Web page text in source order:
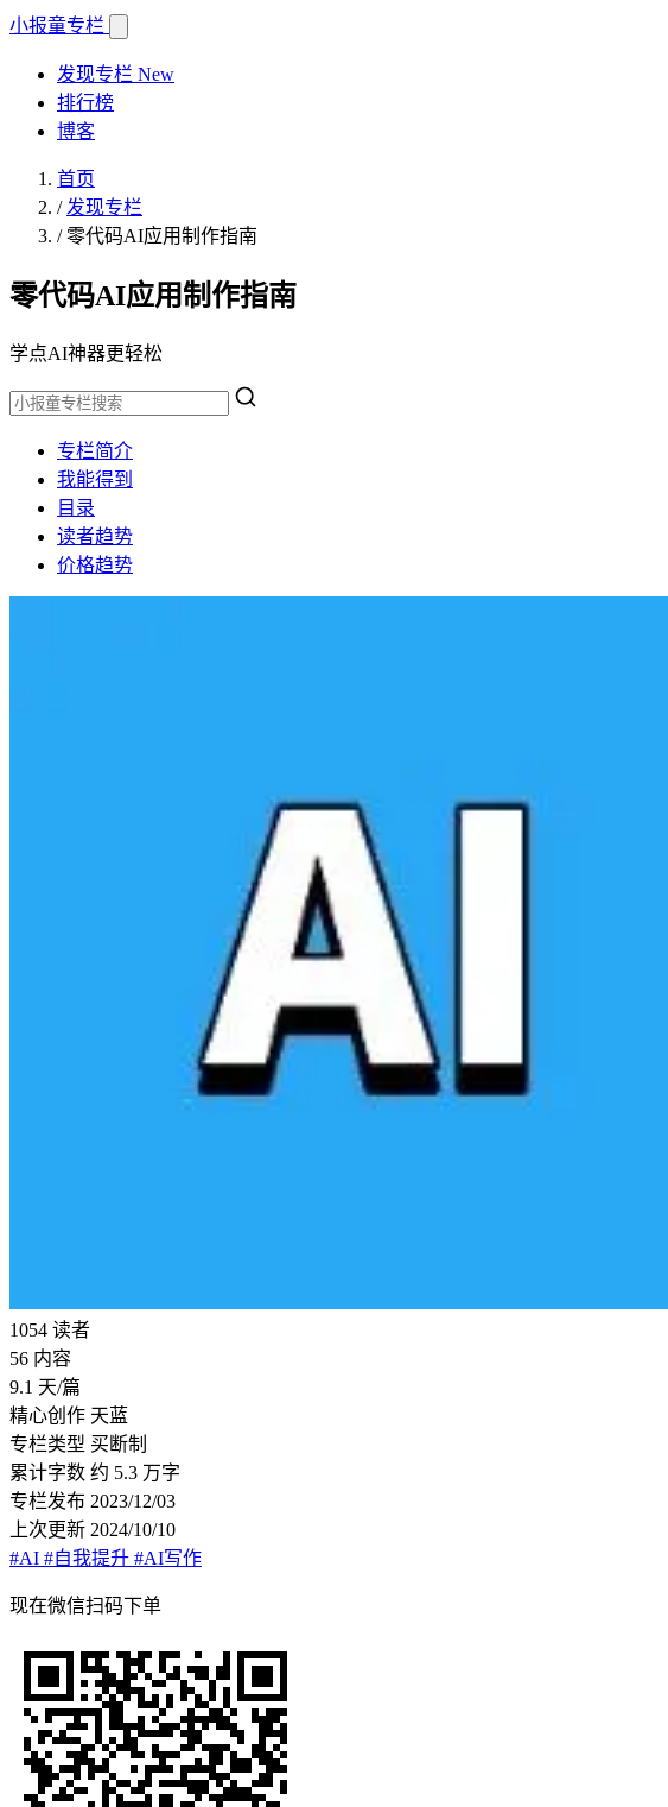
小报童专栏
发现专栏 New
排行榜
博客
首页
/ 发现专栏
/零代码AI应用制作指南
零代码AI应用制作指南
学点AI神器更轻松
专栏简介
我能得到
目录
读者趋势
价格趋势
1054 读者
56 内容
9.1 天/篇
精心创作 天蓝
专栏类型 买断制
累计字数 约 5.3 万字
专栏发布 2023/12/03
上次更新 2024/10/10
#AI #自我提升 #AI写作
现在微信扫码下单